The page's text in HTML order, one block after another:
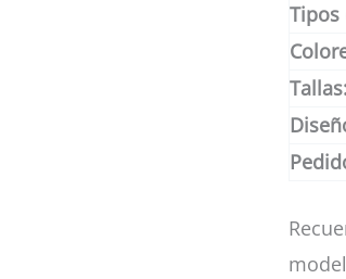
Tipos
Tallas: